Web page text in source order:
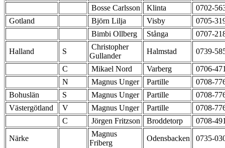
Bosse Carlsson Klinta
0702-
Gotland
Björn Lilja Visby
0705-
Bimbi Ollberg
Stånga 0707-
Halland S
Christopher
Gullander
Halmstad 0739-
C Mikael Nord Varberg
0706-
N
Magnus Unger Partille
0708-
Bohuslän
S Magnus Unger Partille
0708-
Västergötland
V Magnus Unger Partille
0708-
C
Jörgen Fritzson Broddetorp 0708-
Närke
Magnus
Friberg
Odensbacken 0735-